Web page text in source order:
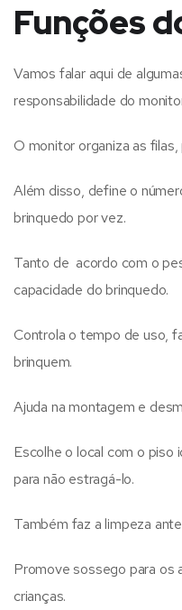
Funções
Vamos falar aqui de
responsabilidade do
O monitor organiza as
Além disso, define o
brinquedo por vez.
Tanto de acordo com o
capacidade do brinquedo.
Controla o tempo de uso,
brinquem.
Ajuda na montagem e
Escolhe o local com o piso
para não estragá-lo.
Também faz a limpeza
Promove sossego para os
crianças.